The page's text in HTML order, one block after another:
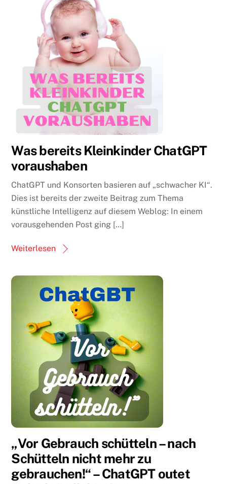
Was bereits Kleinkinder ChatGPT
voraushaben
ChatGPT und Konsorten basieren auf „schwacher KI“.
Dies ist bereits der zweite Beitrag zum Thema
künstliche Intelligenz auf diesem Weblog: In einem
vorausgehenden Post ging […]
Weiterlesen
„Vor Gebrauch schütteln – nach
Schütteln nicht mehr zu
gebrauchen!“ – ChatGPT outet